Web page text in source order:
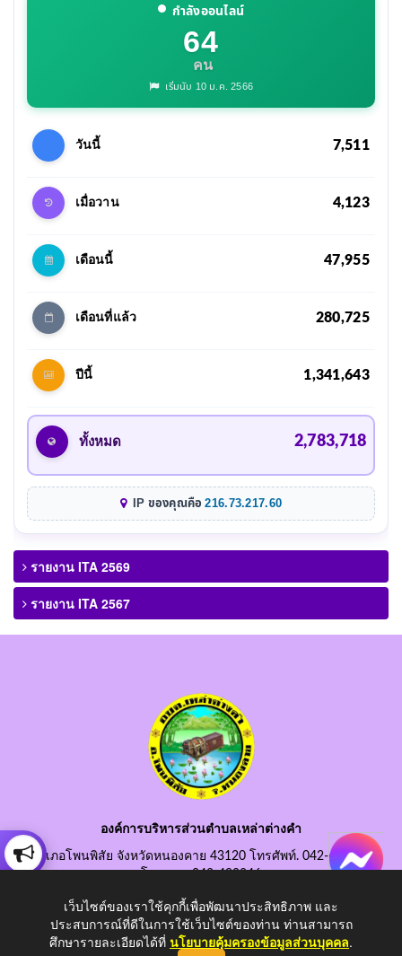
กำลังออนไลน์
64
คน
เริ่มนับ 10 ม.ค. 2566
วันนี้ 7,511
เมื่อวาน 4,123
เดือนนี้ 47,955
เดือนที่แล้ว 280,725
ปีนี้ 1,341,643
ทั้งหมด 2,783,718
IP ของคุณคือ216.73.217.60
รายงาน ITA 2569
รายงาน ITA 2567
องค์การบริหารส่วนตำบลเหล่าต่างคำ
อำเภอโพนพิสัย จังหวัดหนองคาย 43120 โทรศัพท์. 042-490845
โทรสาร. 042-490846
อีเมลกลาง. saraban@laotangkham.go.th
เว็บไซต์ของเราใช้คุกกี้เพื่อพัฒนาประสิทธิภาพ และ
ประสบการณ์ที่ดีในการใช้เว็บไซต์ของท่าน ท่านสามารถ
ศึกษารายละเอียดได้ที่ นโยบายคุ้มครองข้อมูลส่วนบุคคล.